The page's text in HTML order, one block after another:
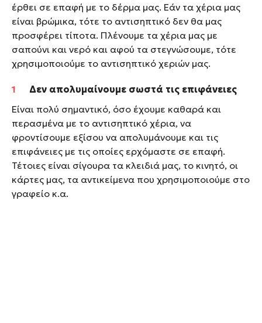
έρθει σε επαφή με το δέρμα μας. Εάν τα χέρια μας
είναι βρώμικα, τότε το αντισηπτικό δεν θα μας
προσφέρει τίποτα. Πλένουμε τα χέρια μας με
σαπούνι και νερό και αφού τα στεγνώσουμε, τότε
χρησιμοποιούμε το αντισηπτικό χεριών μας.
Δεν απολυμαίνουμε σωστά τις επιφάνειες
Είναι πολύ σημαντικό, όσο έχουμε καθαρά και
περασμένα με το αντισηπτικό χέρια, να
φροντίσουμε εξίσου να απολυμάνουμε και τις
επιφάνειες με τις οποίες ερχόμαστε σε επαφή.
Τέτοιες είναι σίγουρα τα κλειδιά μας, το κινητό, οι
κάρτες μας, τα αντικείμενα που χρησιμοποιούμε στο
γραφείο κ.α.